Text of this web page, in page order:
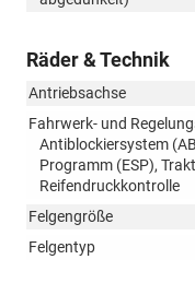
Räder & Technik
Antriebsachse
Fahrwerk- und
Antiblockiersystem
Programm (ESP),
Reifendruckkontrolle
Felgengröße
Felgentyp